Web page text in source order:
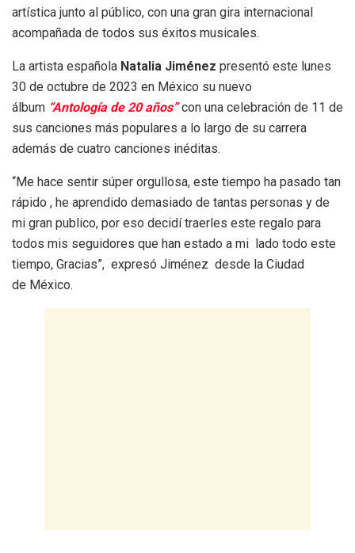
artística junto al público, con una gran gira internacional
acompañada de todos sus éxitos musicales.
La artista española Natalia Jiménez presentó este lunes
30 de octubre de 2023 en México su nuevo
álbum “Antología de 20 años” con una celebración de 11 de
sus canciones más populares a lo largo de su carrera
además de cuatro canciones inéditas.
“Me hace sentir súper orgullosa, este tiempo ha pasado tan
rápido , he aprendido demasiado de tantas personas y de
mi gran publico, por eso decidí traerles este regalo para
todos mis seguidores que han estado a mi lado todo este
tiempo, Gracias”, expresó Jiménez desde la Ciudad
de México.